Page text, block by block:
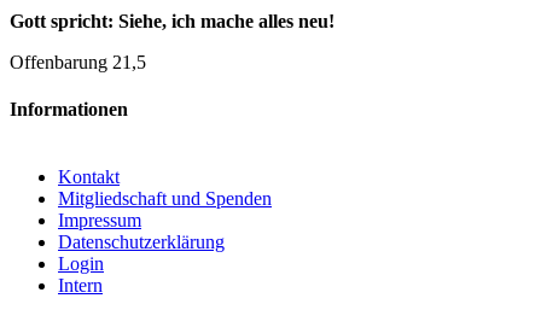
Gott spricht: Siehe, ich mache alles neu!
Offenbarung 21,5
Informationen
Kontakt
Mitgliedschaft und Spenden
Impressum
Datenschutzerklärung
Login
Intern